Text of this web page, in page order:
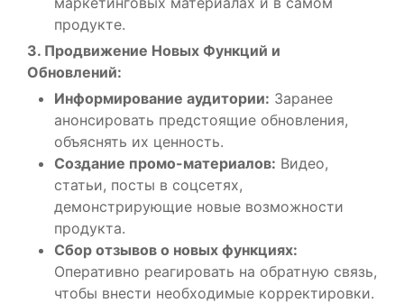
продукте.
3. Продвижение Новых Функций и
Обновлений:
Информирование аудитории: Заранее
анонсировать предстоящие обновления,
объяснять их ценность.
Создание промо-материалов: Видео,
статьи, посты в соцсетях,
демонстрирующие новые возможности
продукта.
Сбор отзывов о новых функциях:
Оперативно реагировать на обратную связь,
чтобы внести необходимые корректировки.